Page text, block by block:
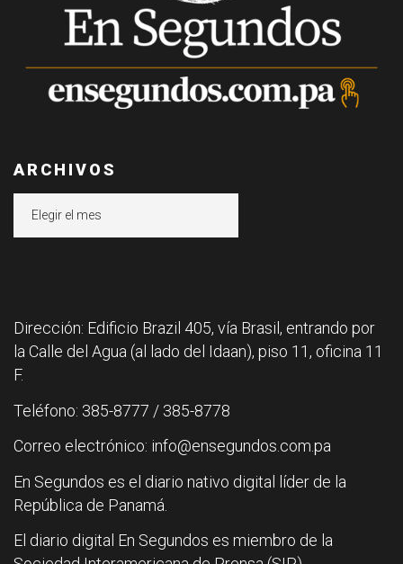
ARCHIVOS
Dirección: Edificio Brazil 405, vía Brasil, entrando por
la Calle del Agua (al lado del Idaan), piso 11, oficina 11
F.
Teléfono: 385-8777 / 385-8778
Correo electrónico: info@ensegundos.com.pa
En Segundos es el diario nativo digital líder de la
República de Panamá.
El diario digital En Segundos es miembro de la